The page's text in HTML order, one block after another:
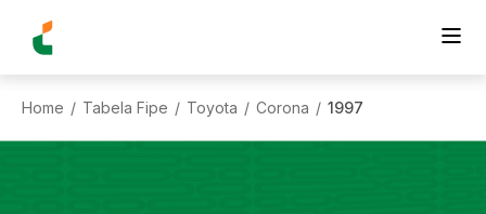
Home / Tabela Fipe / Toyota / Corona / 1997